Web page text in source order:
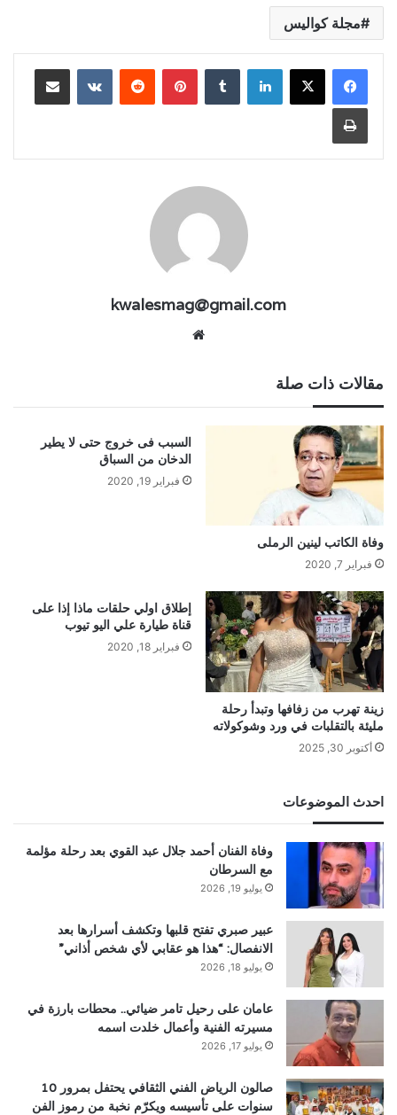
مجلة كواليس
لينكدإن بينتيريست مشاركة عبر البريد
طباعة
kwalesmag@gmail.com
مقالات ذات صلة
وفاة الكاتب لينين الرملى
فبراير 7, 2020
السبب فى خروج حتى لا يطير
الدخان من السباق
فبراير 19, 2020
زينة تهرب من زفافها وتبدأ رحلة
مليئة بالتقلبات في ورد وشوكولاته
أكتوبر 30, 2025
إطلاق اولي حلقات ماذا إذا على
قناة طيارة علي اليو تيوب
فبراير 18, 2020
احدث الموضوعات
وفاة الفنان أحمد جلال عبد القوي بعد رحلة مؤلمة
مع السرطان
يوليو 19, 2026
عبير صبري تفتح قلبها وتكشف أسرارها بعد
الانفصال: “هذا هو عقابي لأي شخص أذاني”
يوليو 18, 2026
عامان على رحيل تامر ضيائي.. محطات بارزة في
مسيرته الفنية وأعمال خلدت اسمه
يوليو 17, 2026
صالون الرياض الفني الثقافي يحتفل بمرور 10
سنوات على تأسيسه ويكرّم نخبة من رموز الفن